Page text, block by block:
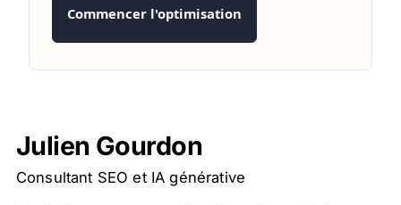
Commencer l'optimisation
Julien Gourdon
Consultant SEO et IA générative